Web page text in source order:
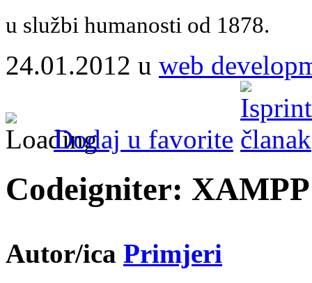
u službi humanosti od 1878.
24.01.2012 u web
Dodaj u favorite
Codeigniter:
Autor/ica Primjeri